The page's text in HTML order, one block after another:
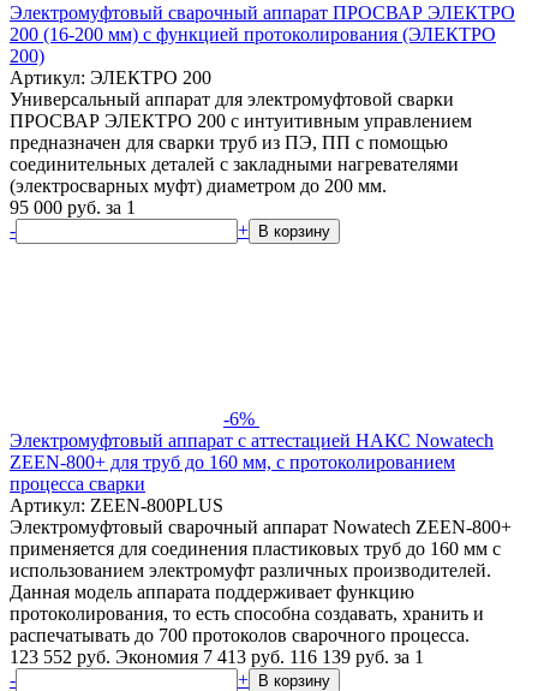
Электромуфтовый сварочный аппарат ПРОСВАР ЭЛЕКТРО
200 (16-200 мм) с функцией протоколирования (ЭЛЕКТРО
200)
Артикул: ЭЛЕКТРО 200
Универсальный аппарат для электромуфтовой сварки
ПРОСВАР ЭЛЕКТРО 200 с интуитивным управлением
предназначен для сварки труб из ПЭ, ПП с помощью
соединительных деталей с закладными нагревателями
(электросварных муфт) диаметром до 200 мм.
95 000 руб. за 1
-
+ В корзину
-6%
Электромуфтовый аппарат с аттестацией НАКС Nowatech
ZEEN-800+ для труб до 160 мм, с протоколированием
процесса сварки
Артикул: ZEEN-800PLUS
Электромуфтовый сварочный аппарат Nowatech ZEEN-800+
применяется для соединения пластиковых труб до 160 мм с
использованием электромуфт различных производителей.
Данная модель аппарата поддерживает функцию
протоколирования, то есть способна создавать, хранить и
распечатывать до 700 протоколов сварочного процесса.
123 552 руб. Экономия 7 413 руб. 116 139 руб. за 1
-
+ В корзину